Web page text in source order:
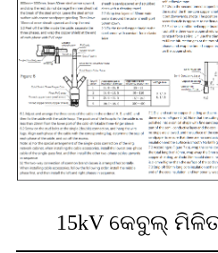
15kV କେବୁଲ୍ ମିଳିତ